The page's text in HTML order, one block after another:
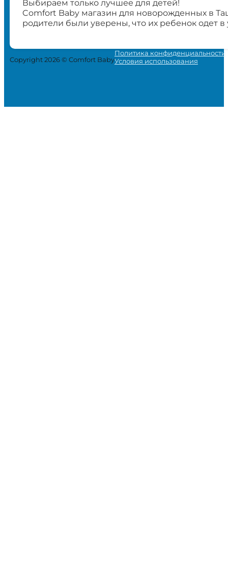
Выбираем только лучшее для детей!
Comfort Baby магазин для новорожденных в
родители были уверены, что их ребенок одет
Copyright 2026 © Comfort Baby
Политика конфиденциальности
Условия использования